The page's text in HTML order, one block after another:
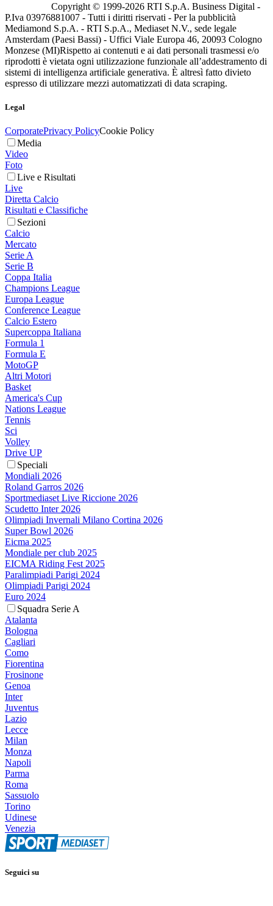
Copyright © 1999-2026 RTI S.p.A. Business Digital -
P.Iva 03976881007 - Tutti i diritti riservati - Per la pubblicità
Mediamond S.p.A. - RTI S.p.A., Mediaset N.V., sede legale
Amsterdam (Paesi Bassi) - Uffici Viale Europa 46, 20093 Cologno
Monzese (MI)Rispetto ai contenuti e ai dati personali trasmessi e/o
riprodotti è vietata ogni utilizzazione funzionale all’addestramento di
sistemi di intelligenza artificiale generativa. È altresì fatto divieto
espresso di utilizzare mezzi automatizzati di data scraping.
Legal
CorporatePrivacy PolicyCookie Policy
Media
Video
Foto
Live e Risultati
Live
Diretta Calcio
Risultati e Classifiche
Sezioni
Calcio
Mercato
Serie A
Serie B
Coppa Italia
Champions League
Europa League
Conference League
Calcio Estero
Supercoppa Italiana
Formula 1
Formula E
MotoGP
Altri Motori
Basket
America's Cup
Nations League
Tennis
Sci
Volley
Drive UP
Speciali
Mondiali 2026
Roland Garros 2026
Sportmediaset Live Riccione 2026
Scudetto Inter 2026
Olimpiadi Invernali Milano Cortina 2026
Super Bowl 2026
Eicma 2025
Mondiale per club 2025
EICMA Riding Fest 2025
Paralimpiadi Parigi 2024
Olimpiadi Parigi 2024
Euro 2024
Squadra Serie A
Atalanta
Bologna
Cagliari
Como
Fiorentina
Frosinone
Genoa
Inter
Juventus
Lazio
Lecce
Milan
Monza
Napoli
Parma
Roma
Sassuolo
Torino
Udinese
Venezia
Seguici su